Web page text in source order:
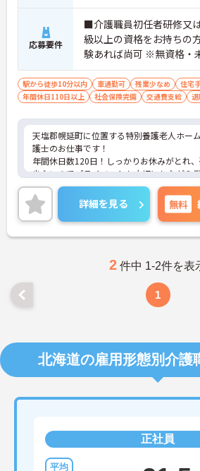
応募要件
■介護職員初任者研修又
級以上の資格をお持ちの
験あれば尚可 ※無資格・
駅から徒歩10分以内 車通勤可 残業少なめ
住宅
年間休日110日以上
社会保険完備 交通費支給 退
天塩郡幌延町に位置する特別養護老人ホー
護士のお仕事です！
年間休日数120日！しっかりお休みがとれ
少ないのでプライベートも大切にしながら
す！
ご興味ある方には、面接のポイントなど、さ
細をお話致しますのでお気軽にご相談くだ
詳細を見る 無料
2 件中 1-2件を表
1
北海道の雇用形態別介護
正社員